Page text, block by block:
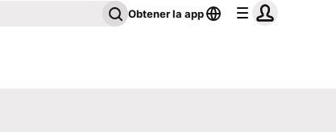
Obtener la app